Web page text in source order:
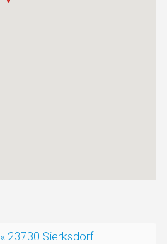
« 23730 Sierksdorf